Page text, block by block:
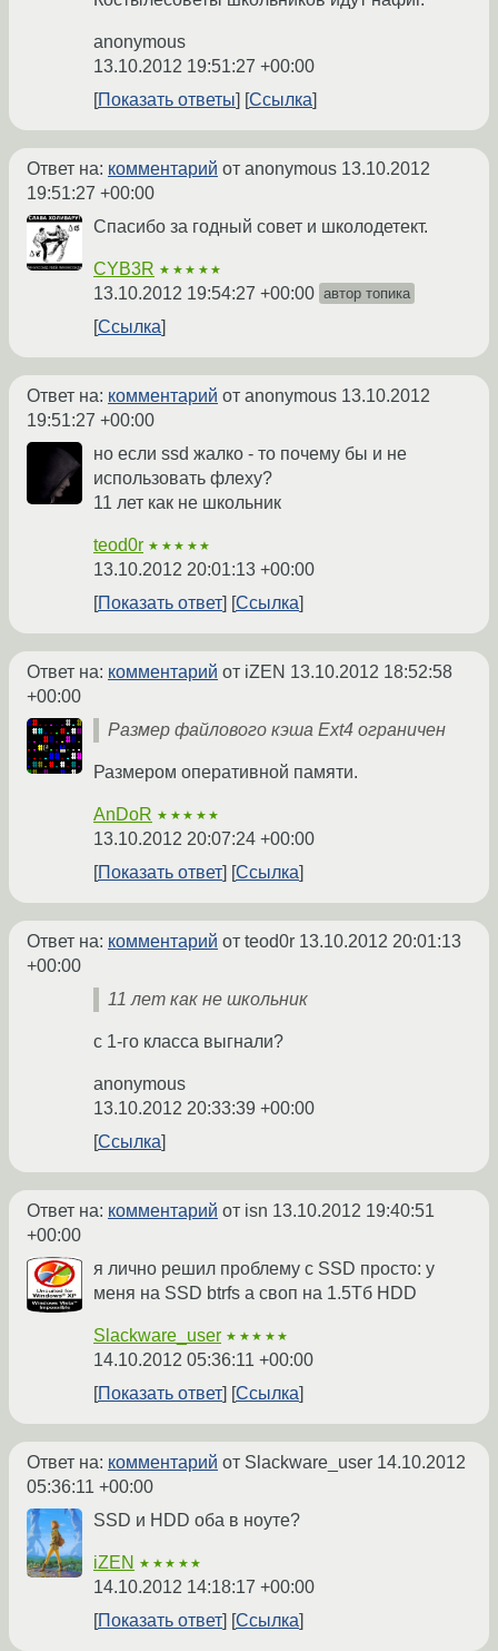
anonymous
13.10.2012 19:51:27 +00:00
Показать ответы
Ссылка
Ответ на: комментарий от anonymous 13.10.2012
19:51:27 +00:00
Спасибо за годный совет и школодетект.
CYB3R ★★★★★
13.10.2012 19:54:27 +00:00 автор топика
Ссылка
Ответ на: комментарий от anonymous 13.10.2012
19:51:27 +00:00
но если ssd жалко - то почему бы и не
использовать флеху?
11 лет как не школьник
teod0r ★★★★★
13.10.2012 20:01:13 +00:00
Показать ответ
Ссылка
Ответ на: комментарий от iZEN 13.10.2012 18:52:58
+00:00
Размер файлового кэша Ext4 ограничен
Размером оперативной памяти.
AnDoR ★★★★★
13.10.2012 20:07:24 +00:00
Показать ответ
Ссылка
Ответ на: комментарий от teod0r 13.10.2012 20:01:13
+00:00
11 лет как не школьник
с 1-го класса выгнали?
anonymous
13.10.2012 20:33:39 +00:00
Ссылка
Ответ на: комментарий от isn 13.10.2012 19:40:51
+00:00
я лично решил проблему c SSD просто: у
меня на SSD btrfs а своп на 1.5Тб HDD
Slackware_user ★★★★★
14.10.2012 05:36:11 +00:00
Показать ответ
Ссылка
Ответ на: комментарий от Slackware_user 14.10.2012
05:36:11 +00:00
SSD и HDD оба в ноуте?
iZEN ★★★★★
14.10.2012 14:18:17 +00:00
Показать ответ
Ссылка